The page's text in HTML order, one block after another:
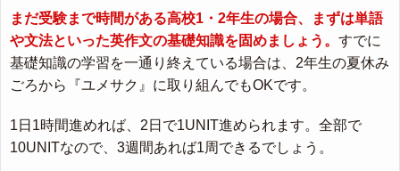
まだ受験まで時間がある高校1・2年生の場合、まずは単語
や文法といった英作文の基礎知識を固めましょう。 すでに
基礎知識の学習を一通り終えている場合は、2年生の夏休み
ごろから『ユメサク』に取り組んでもOKです。
1日1時間進めれば、2日で1UNIT進められます。全部で
10UNITなので、3週間あれば1周できるでしょう。